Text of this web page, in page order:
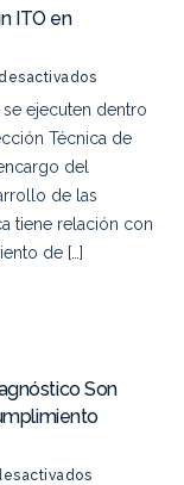
ITO en
ejecuten dentro
Técnica de
del
de las
tiene relación con
de […]
Son